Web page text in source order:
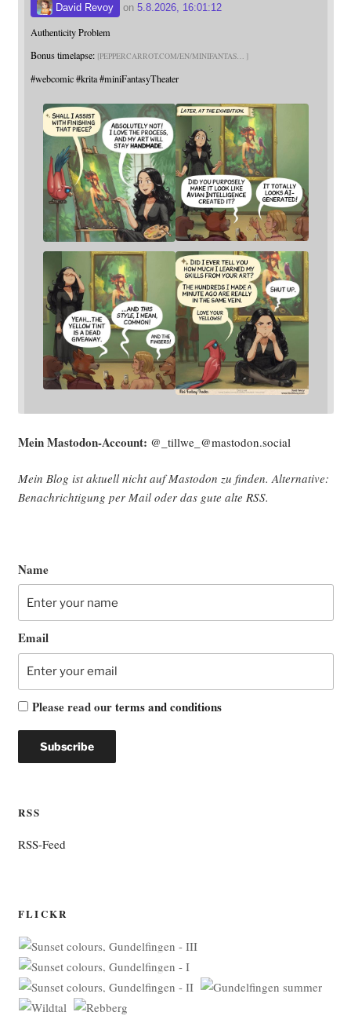
David Revoy on 5.8.2026, 16:01:12
Authenticity Problem
Bonus timelapse: PEPPERCARROT.COM/EN/MINIFANTAS
#webcomic #krita #miniFantasyTheater
Mein Mast­o­don-Account: @_tillwe_@mastodon.social
Mein Blog ist aktu­ell nicht auf Mast­o­don zu fin­den. Alter­na­ti­ve:
Benach­rich­ti­gung per Mail oder das gute alte RSS.
Name
Email
Please read ourterms and conditions
RSS
RSS-Feed
FLICKR